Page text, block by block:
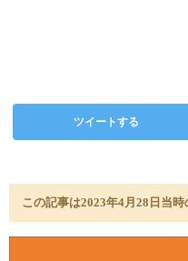
ツイートする
この記事は2023年4月28日当